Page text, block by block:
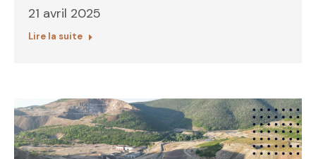
21 avril 2025
Lire la suite